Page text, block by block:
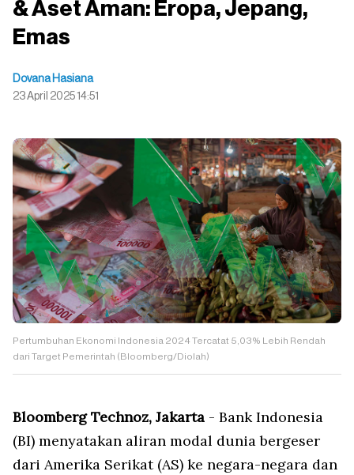
& Aset Aman: Eropa, Jepang,
Emas
Dovana Hasiana
23 April 2025 14:51
Pertumbuhan Ekonomi Indonesia 2024 Tercatat 5,03% Lebih Rendah
dari Target Pemerintah (Bloomberg/Diolah)
Bloomberg Technoz, Jakarta - Bank Indonesia
(BI) menyatakan aliran modal dunia bergeser
dari Amerika Serikat (AS) ke negara-negara dan